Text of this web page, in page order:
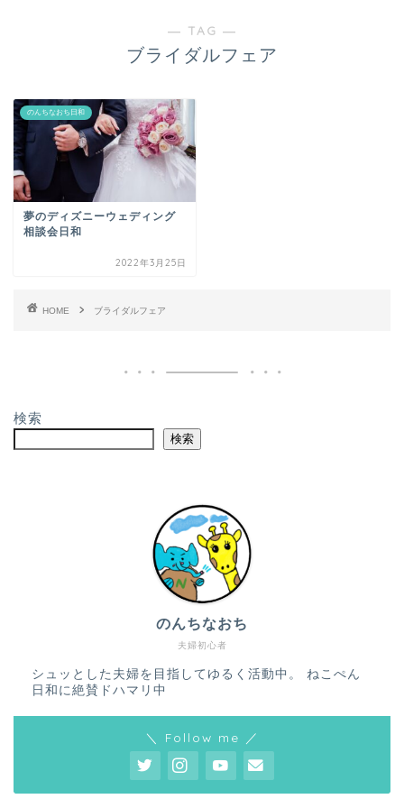
― TAG ―
ブライダルフェア
のんちなおち日和
夢のディズニーウェディング
相談会日和
2022年3月25日
HOME ブライダルフェア
検索
検索
夫婦初心者
のんちなおち
シュッとした夫婦を目指してゆるく活動中。 ねこぺん
日和に絶賛ドハマリ中
＼ Follow me ／